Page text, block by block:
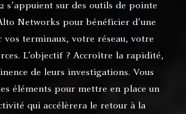
s’appuient sur des outils de pointe
Networks pour bénéficier d’une
terminaux, votre réseau, votre
L’objectif ? Accroître la rapidité,
de leurs investigations. Vous
éléments pour mettre en place un
qui accélèrera le retour à la